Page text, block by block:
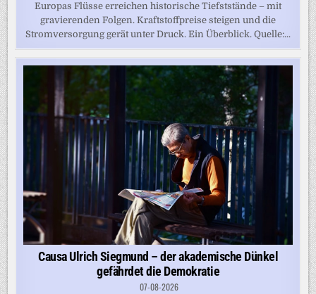
Europas Flüsse erreichen historische Tiefststände – mit
gravierenden Folgen. Kraftstoffpreise steigen und die
Stromversorgung gerät unter Druck. Ein Überblick. Quelle:...
Causa Ulrich Siegmund – der akademische Dünkel
gefährdet die Demokratie
07-08-2026